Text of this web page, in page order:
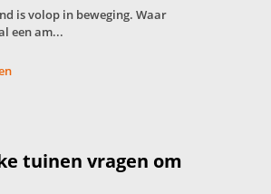
is volop in beweging. Waar
een am...
tuinen vragen om